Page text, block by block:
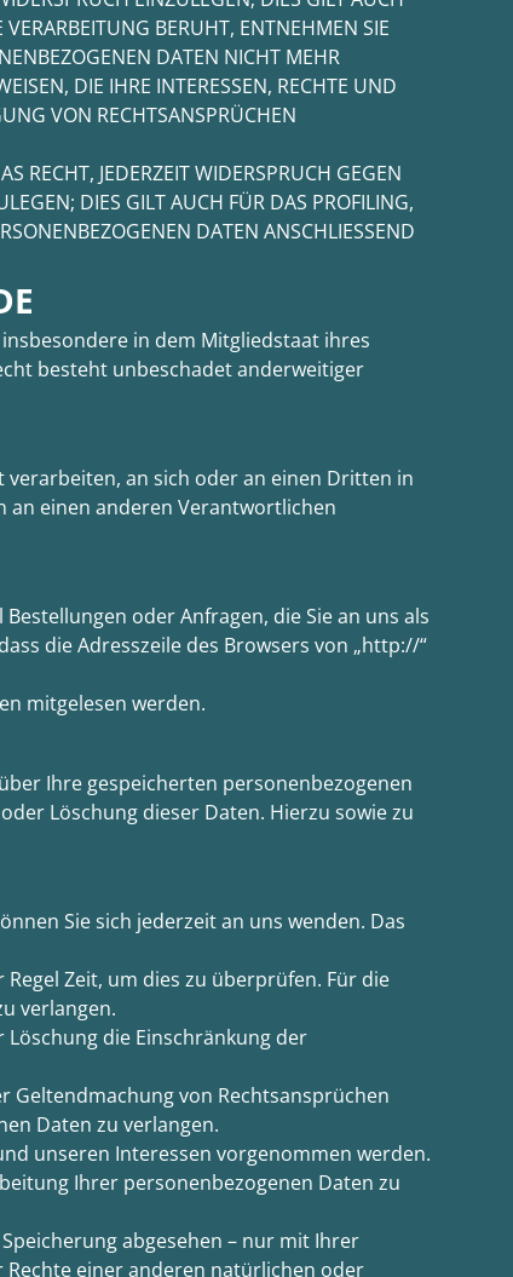
BERUHT, ENTNEHMEN SIE
DATEN NICHT MEHR
DIE IHRE INTERESSEN, RECHTE UND
VON RECHTSANSPRÜCHEN
RECHT, JEDERZEIT WIDERSPRUCH GEGEN
DIES GILT AUCH FÜR DAS PROFILING,
DATEN ANSCHLIESSEND
in dem Mitgliedstaat ihres
besteht unbeschadet anderweitiger
an sich oder an einen Dritten in
an einen anderen Verantwortlichen
oder Anfragen, die Sie an uns als
die Adresszeile des Browsers von „http://“
mitgelesen werden.
Ihre gespeicherten personenbezogenen
Löschung dieser Daten. Hierzu sowie zu
Sie sich jederzeit an uns wenden. Das
Zeit, um dies zu überprüfen. Für die
verlangen.
die Einschränkung der
Geltendmachung von Rechtsansprüchen
Daten zu verlangen.
unseren Interessen vorgenommen werden.
Ihrer personenbezogenen Daten zu
abgesehen – nur mit Ihrer
einer anderen natürlichen oder